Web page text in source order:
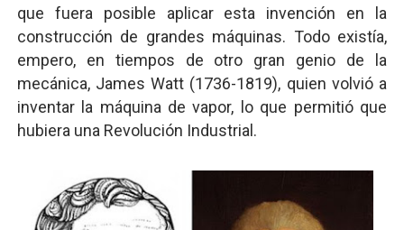
que fuera posible aplicar esta invención en la
construcción de grandes máquinas. Todo existía,
empero, en tiempos de otro gran genio de la
mecánica, James Watt (1736-1819), quien volvió a
inventar la máquina de vapor, lo que permitió que
hubiera una Revolución Industrial.